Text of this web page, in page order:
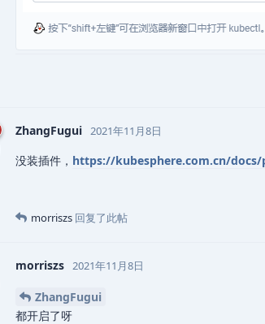
ZhangFugui 2021年11月8日
没装插件， https://kubesphere.com.cn/
morriszs 回复了此帖
morriszs 2021年11月8日
ZhangFugui
都开启了呀